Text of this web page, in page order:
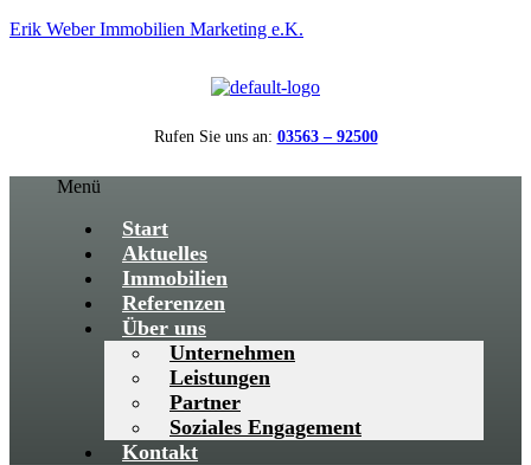
Erik Weber Immobilien Marketing e.K.
Rufen Sie uns an: 03563 – 92500
Menü
Start
Aktuelles
Immobilien
Referenzen
Über uns
Unternehmen
Leistungen
Partner
Soziales Engagement
Kontakt